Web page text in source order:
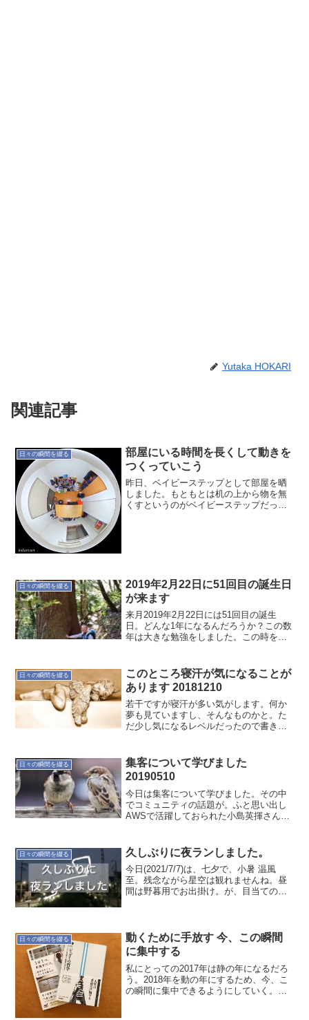
Yutaka HOKARI
関連記事
日々の瞬間を綴る
部屋にいる時間を長くして動きを
つくっていこう
昨日、ベイビーステップとして部屋を晒
しました。もともとは机の上から物を無
くすというのがベイビーステップだった
日々の瞬間を綴る
2019年2月22日に51回目の誕生日
が来ます
来月2019年2月22日には51回目の誕生
日。どんな1年になるんだろうか？この数
年は大きな勉強をしました。この時を経
日々が続いています。やりたい事を実行
していく人生の学び...
日々の瞬間を綴る
このところ寝汗が気になることが
あります 20181210
若干ですが寝汗が多い気がします。何か
夢も見ていますし、そんなものかと。た
だ少し気になるレベルだったので書きま
日々の瞬間を綴る
集客について学びました
20190510
今日は集客について学びました。その中
でコミュニティの話題が。ふと思い出し
AWSで活躍しておられた小島英揮さんの
す。
日々の瞬間を綴る 久しぶりに夜ランしました。
今日(2021/7/7)は、七夕で、小暑 温風
至。残念ながら星空は観れませんね。昼
間は野暮用でお出掛け。が、目当ての物
ランニング。食...
日々の瞬間を綴る
動くために手放す 今、この瞬間
に集中する
私にとっての2017年は静の年になるだろ
う。2018年を動の年にするため、今、こ
の瞬間に集中できるようにしていく。そ